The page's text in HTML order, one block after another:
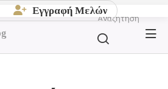
Εγγραφή Μελών
Αναζήτηση